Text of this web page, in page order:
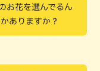
お花を選んでるん
ありますか？